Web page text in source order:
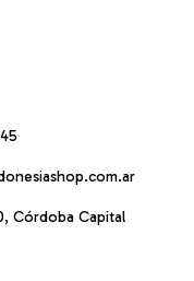
Córdoba Capital